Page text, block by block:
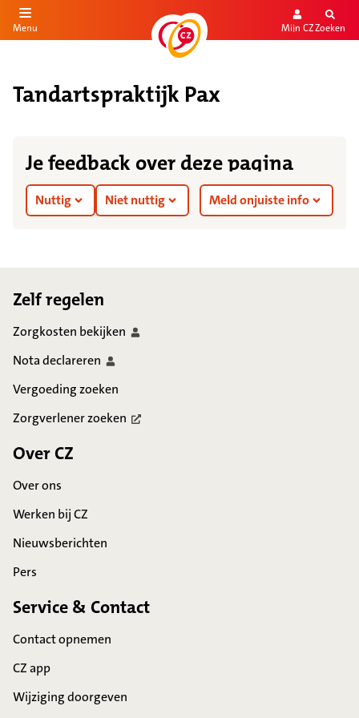
de inhoud
Menu Mijn CZZoeken
Tandartspraktijk Pax
Je feedback over deze pagina
Nuttig Niet nuttig Meld onjuiste info
Zelf regelen
Zorgkosten bekijken
Notadeclareren
Vergoeding zoeken
Zorgverlenerzoeken
Over CZ
Over ons
Werken bij CZ
Nieuwsberichten
Pers
Service & Contact
Contact opnemen
CZ app
Wijziging doorgeven